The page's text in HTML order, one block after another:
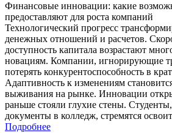
Финансовые инновации: какие
предоставляют для роста компаний
Технологический прогресс
денежных отношений и расчетов.
доступность капитала возрастают
новациям. Компании, игнорирующие
потерять конкурентоспособность в
Адаптивность к изменениям
выживания на рынке. Инновации
раньше стояли глухие стены.
документы в колледж, стремятся
Подробнее